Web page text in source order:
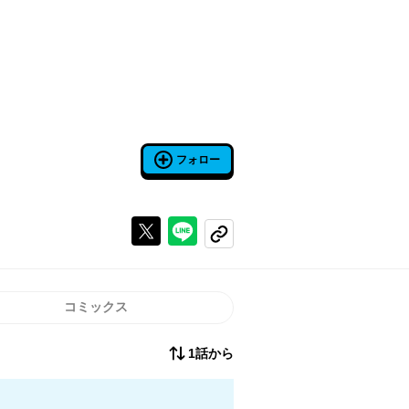
フォロー
Xで投稿するラインでシェアする
コピーする
コミックス
1話から